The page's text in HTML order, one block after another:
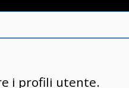
i profili utente.